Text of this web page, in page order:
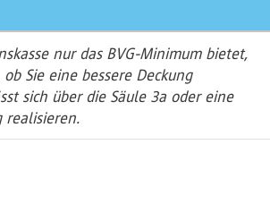
nur das BVG-Minimum bietet,
Sie eine bessere Deckung
sich über die Säule 3a oder eine
realisieren.